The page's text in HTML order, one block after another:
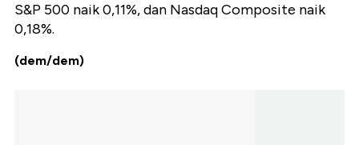
S&P 500 naik 0,11%, dan Nasdaq Composite naik
0,18%.
(dem/dem)